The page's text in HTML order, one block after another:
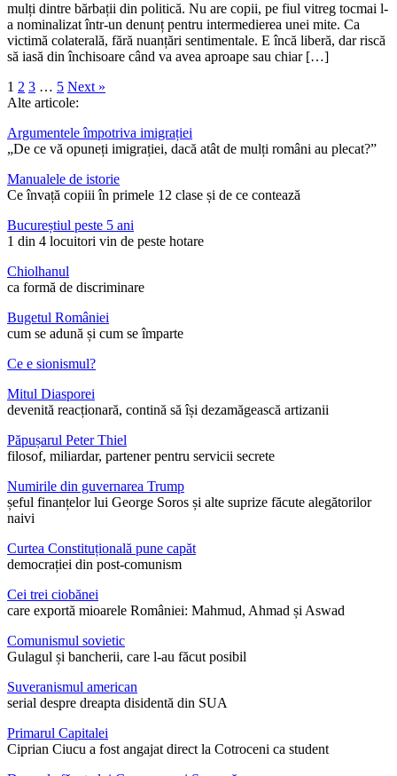
mulți dintre bărbații din politică. Nu are copii, pe fiul vitreg tocmai l-
a nominalizat într-un denunț pentru intermedierea unei mite. Ca
victimă colaterală, fără nuanțări sentimentale. E încă liberă, dar riscă
să iasă din închisoare când va avea aproape sau chiar […]
1 2 3 … 5 Next »
Alte articole:
Argumentele împotriva imigrației
„De ce vă opuneți imigrației, dacă atât de mulți români au plecat?”
Manualele de istorie
Ce învață copiii în primele 12 clase și de ce contează
Bucureștiul peste 5 ani
1 din 4 locuitori vin de peste hotare
Chiolhanul
ca formă de discriminare
Bugetul României
cum se adună și cum se împarte
Ce e sionismul?
Mitul Diasporei
devenită reacționară, contină să își dezamăgească artizanii
Păpușarul Peter Thiel
filosof, miliardar, partener pentru servicii secrete
Numirile din guvernarea Trump
șeful finanțelor lui George Soros și alte suprize făcute alegătorilor
naivi
Curtea Constituțională pune capăt
democrației din post-comunism
Cei trei ciobănei
care exportă mioarele României: Mahmud, Ahmad și Aswad
Comunismul sovietic
Gulagul și bancherii, care l-au făcut posibil
Suveranismul american
serial despre dreapta disidentă din SUA
Primarul Capitalei
Ciprian Ciucu a fost angajat direct la Cotroceni ca student